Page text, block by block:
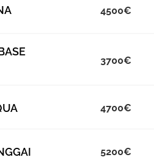
4500
3700
4700
5200